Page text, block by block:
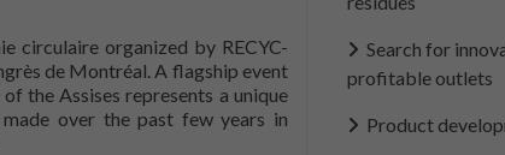
circulaire organized by RECYC-
de Montréal. A flagship event
the Assises represents a unique
over the past few years in
aboutThe CTTÉI at the Assises de l'économie circulaire 2023
Search for
profitable outlets
Product